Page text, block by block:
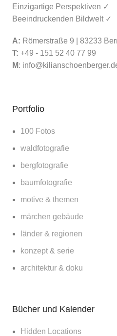
Einzigartige Perspektiven ✓
Beeindruckenden Bildwelt ✓
A: Römerstraße 9 | 83233
T: +49 - 151 52 40 77 99
M:
Portfolio
100 Fotos
waldfotografie
bergfotografie
baumfotografie
motive & themen
märchen gebäude
länder & regionen
konzept & serie
architektur & doku
Bücher und Kalender
Hidden Locations